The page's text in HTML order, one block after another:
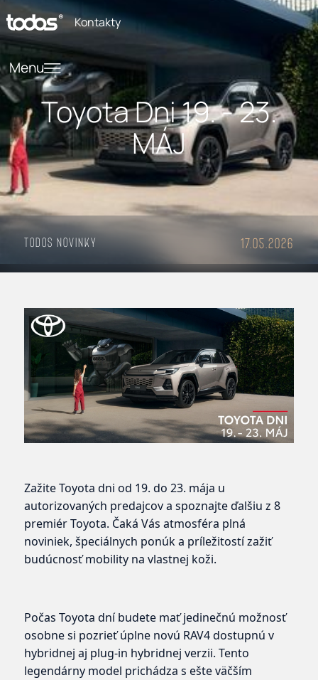
Kontakty
Menu
Toyota Dni 19. - 23.
MÁJ
Todos Novinky 17.05.2026
Zažite Toyota dni od 19. do 23. mája u
autorizovaných predajcov a spoznajte ďalšiu z 8
premiér Toyota. Čaká Vás atmosféra plná
noviniek, špeciálnych ponúk a príležitostí zažiť
budúcnosť mobility na vlastnej koži.
Počas Toyota dní budete mať jedinečnú možnosť
osobne si pozrieť úplne novú RAV4 dostupnú v
hybridnej aj plug-in hybridnej verzii. Tento
legendárny model prichádza s ešte väčším